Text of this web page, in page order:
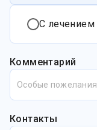
С лечением
Комментарий
Особые пожелания
Контакты